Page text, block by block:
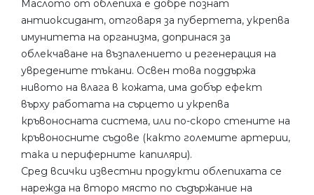
Маслото от облепиха е добре познат
антиоксидант, отговаря за пубертета, укрепва
имунитета на организма, допринася за
облекчаване на възпалението и регенерация на
увредените тъкани. Освен това поддържа
нивото на влага в кожата, има добър ефект
върху работата на сърцето и укрепва
кръвоносната система, или по-скоро стените на
кръвоносните съдове (както големите артерии,
така и периферните капиляри).
Сред всички известни продукти облепихата се
нарежда на второ място по съдържание на